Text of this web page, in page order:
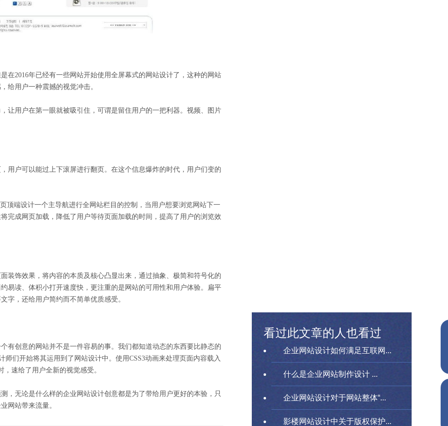
2016年已经有一些网站开始使用全屏幕式的网站设计了，这种的网站
给用户一种震撼的视觉冲击。
用户在第一眼就被吸引住，可谓是留住用户的一把利器。视频、图片
户可以能过上下滚屏进行翻页。在这个信息爆炸的时代，用户们变的
端设计一个主导航进行全网站栏目的控制，当用户想要浏览网站下一
完成网页加载，降低了用户等待页面加载的时间，提高了用户的浏览效
饰效果，将内容的本质及核心凸显出来，通过抽象、极简和符号化的
易读、体积小打开速度快，更注重的是网站的可用性和用户体验。扁平
字，还给用户简约而不简单优质感受。
创意的网站并不是一件容易的事。我们都知道动态的东西要比静态的
们开始将其运用到了网站设计中。使用CSS3动画来处理页面内容载入
速给了用户全新的视觉感受。
无论是什么样的企业网站设计创意都是为了带给用户更好的本验，只
网站带来流量。
看过此文章的人也看过
企业网站设计如何满足互联网...
什么是企业网站制作设计 ...
企业网站设计对于网站整体“...
影楼网站设计中关于版权保护...